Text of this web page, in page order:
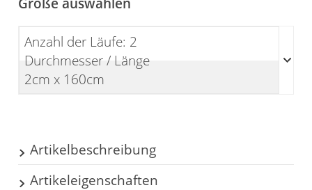
Anzahl der Läufe: 2
Durchmesser / Länge
2cm x 160cm
Artikelbeschreibung
Artikeleigenschaften